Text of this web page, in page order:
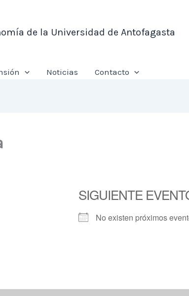
de la Universidad de Antofagasta
Noticias Contacto
SIGUIENTE
No existen próximos